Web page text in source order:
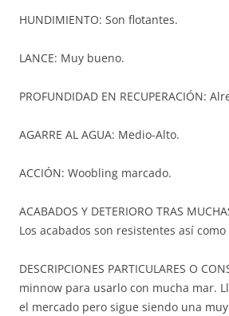
HUNDIMIENTO: Son flotantes.
LANCE: Muy bueno.
PROFUNDIDAD EN RECUPERACIÓN:
AGARRE AL AGUA: Medio-Alto.
ACCIÓN: Woobling marcado.
ACABADOS Y DETERIORO TRAS
Los acabados son resistentes así
DESCRIPCIONES PARTICULARES O
minnow para usarlo con mucha mar.
el mercado pero sigue siendo una